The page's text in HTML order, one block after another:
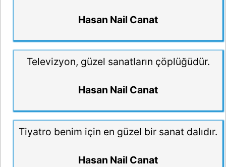
Hasan Nail Canat
Televizyon, güzel sanatların çöplüğüdür.
Hasan Nail Canat
Tiyatro benim için en güzel bir sanat dalıdır.
Hasan Nail Canat